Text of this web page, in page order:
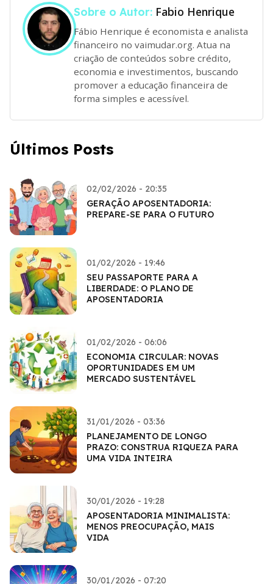
Sobre o Autor: Fabio Henrique
Fábio Henrique é economista e analista
financeiro no vaimudar.org. Atua na
criação de conteúdos sobre crédito,
economia e investimentos, buscando
promover a educação financeira de
forma simples e acessível.
Últimos Posts
02/02/2026 - 20:35
GERAÇÃO APOSENTADORIA:
PREPARE-SE PARA O FUTURO
01/02/2026 - 19:46
SEU PASSAPORTE PARA A
LIBERDADE: O PLANO DE
APOSENTADORIA
01/02/2026 - 06:06
ECONOMIA CIRCULAR: NOVAS
OPORTUNIDADES EM UM
MERCADO SUSTENTÁVEL
31/01/2026 - 03:36
PLANEJAMENTO DE LONGO
PRAZO: CONSTRUA RIQUEZA PARA
UMA VIDA INTEIRA
30/01/2026 - 19:28
APOSENTADORIA MINIMALISTA:
MENOS PREOCUPAÇÃO, MAIS
VIDA
30/01/2026 - 07:20